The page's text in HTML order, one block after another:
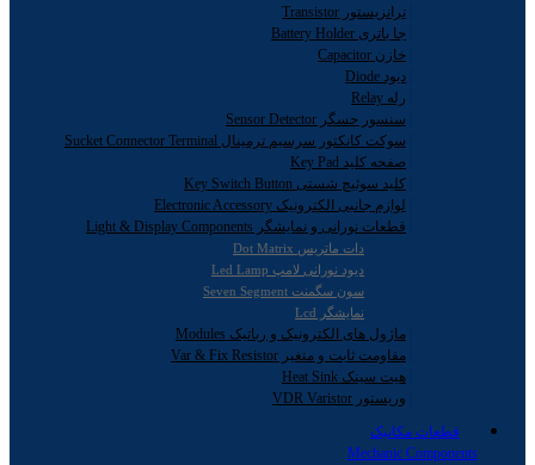
ترانزیستور Transistor
جا باتری Battery Holder
خازن Capacitor
دیود Diode
رله Relay
سنسور حسگر Sensor Detector
سوکت کانکتور سرسیم ترمینال Sucket Connector Terminal
صفحه کلید Key Pad
کلید سوئیچ شستی Key Switch Button
لوازم جانبی الکترونیک Electronic Accessory
قطعات نورانی و نمایشگر Light & Display Components
دات ماتریس Dot Matrix
دیود نورانی لامپ Led Lamp
سون سگمنت Seven Segment
نمایشگر Lcd
ماژول های الکترونیک و رباتیک Modules
مقاومت ثابت و متغیر Var & Fix Resistor
هیت سینک Heat Sink
وریستور VDR Varistor
قطعات مکانیک
Mechanic Components